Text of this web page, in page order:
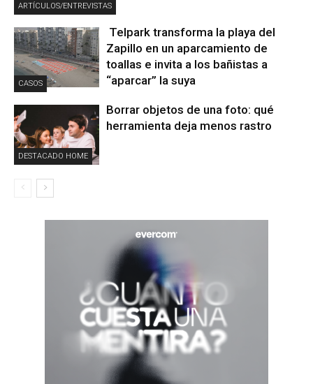
ARTÍCULOS/ENTREVISTAS
CASOS
Telpark transforma la playa del
Zapillo en un aparcamiento de
toallas e invita a los bañistas a
“aparcar” la suya
DESTACADO HOME
Borrar objetos de una foto: qué
herramienta deja menos rastro